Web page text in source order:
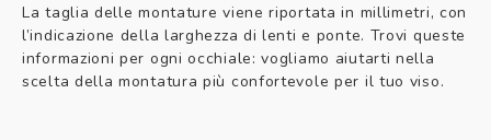
La taglia delle montature viene riportata in millimetri, con
l’indicazione della larghezza di lenti e ponte. Trovi queste
informazioni per ogni occhiale: vogliamo aiutarti nella
scelta della montatura più confortevole per il tuo viso.